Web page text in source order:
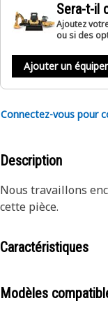
Sera-t-il
Ajoutez
ou si des
Ajouter un
Connectez-vous pour
Description
Nous travaillons
cette pièce.
Caractéristiques
Modèles